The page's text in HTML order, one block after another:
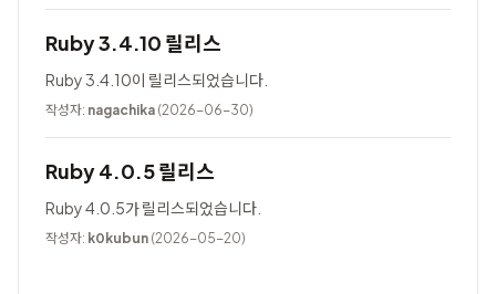
Ruby 3.4.10 릴리스
Ruby 3.4.10이 릴리스되었습니다.
작성자: nagachika (2026-06-30)
Ruby 4.0.5 릴리스
Ruby 4.0.5가 릴리스되었습니다.
작성자: k0kubun (2026-05-20)